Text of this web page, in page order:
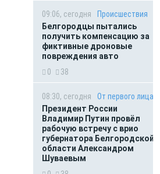
09:06, сегодня
Происшествия
Белгородцы пытались
получить компенсацию за
фиктивные дроновые
повреждения авто
0
38
08:30, сегодня
От первого лица
Президент России
Владимир Путин провёл
рабочую встречу с врио
губернатора Белгородской
области Александром
Шуваевым